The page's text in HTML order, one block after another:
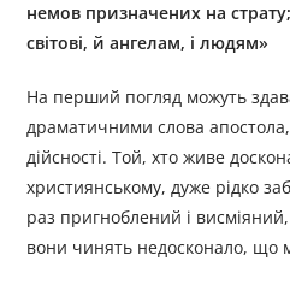
немов призначених на
світові, й ангелам, і людям»
На перший погляд можуть
драматичними слова
дійсності. Той, хто живе
християнському, дуже рідко
раз пригноблений і
вони чинять недосконало, що